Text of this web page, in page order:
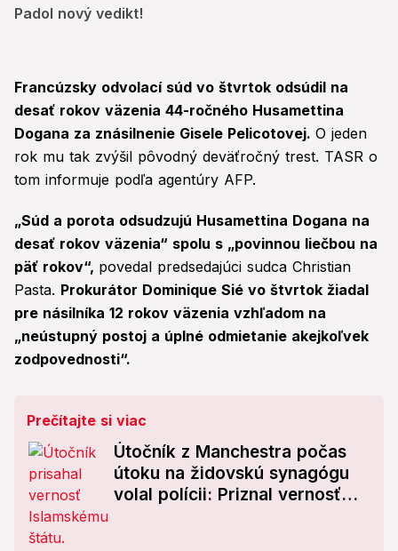
Padol nový vedikt!
Francúzsky odvolací súd vo štvrtok odsúdil na
desať rokov väzenia 44-ročného Husamettina
Dogana za znásilnenie Gisele Pelicotovej. O jeden
rok mu tak zvýšil pôvodný deväťročný trest. TASR o
tom informuje podľa agentúry AFP.
„Súd a porota odsudzujú Husamettina Dogana na
desať rokov väzenia“ spolu s „povinnou liečbou na
päť rokov“, povedal predsedajúci sudca Christian
Pasta. Prokurátor Dominique Sié vo štvrtok žiadal
pre násilníka 12 rokov väzenia vzhľadom na
„neústupný postoj a úplné odmietanie akejkoľvek
zodpovednosti“.
Prečítajte si viac
Útočník z Manchestra počas
útoku na židovskú synagógu
volal polícii: Priznal vernosť